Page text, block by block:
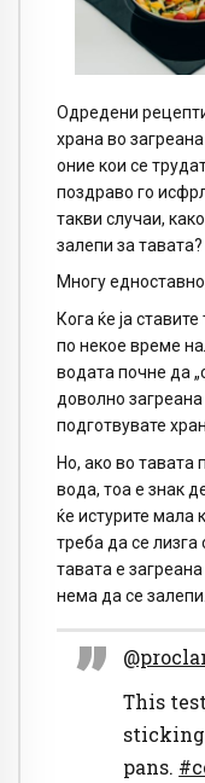
Одредени
храна во
оние кои се
поздраво го
такви случаи,
залепи за тавата?
Многу
Кога ќе ја
по некое време
водата почне да
доволно
подготвувате
Но, ако во тавата
вода, тоа е знак
ќе истурите мала
треба да се лизга
тавата е
нема да се залепи.
This
pans.